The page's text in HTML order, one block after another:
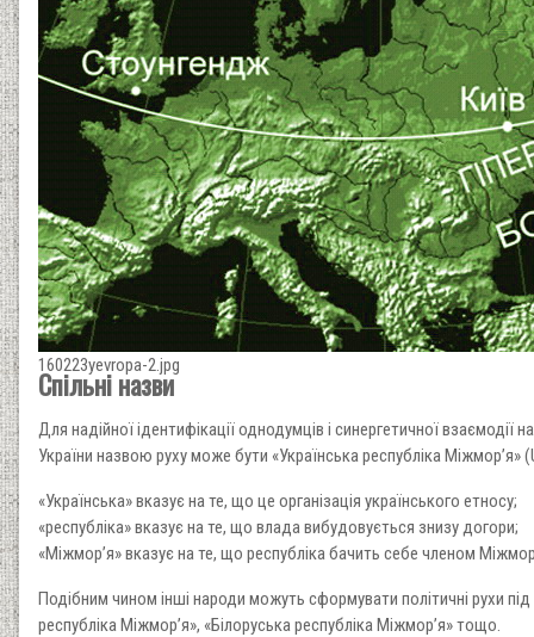
160223yevropa-2.jpg
Спільні назви
Для надійної ідентифікації однодумців і синергетичної взаємодії
України назвою руху може бути «Українська республіка
«Українська» вказує на те, що це організація українського етносу;
«республіка» вказує на те, що влада вибудовується знизу догори;
«Міжмор’я» вказує на те, що республіка бачить себе членом
Подібним чином інші народи можуть сформувати політичні рухи
республіка Міжмор’я», «Білоруська республіка Міжмор’я» тощо.